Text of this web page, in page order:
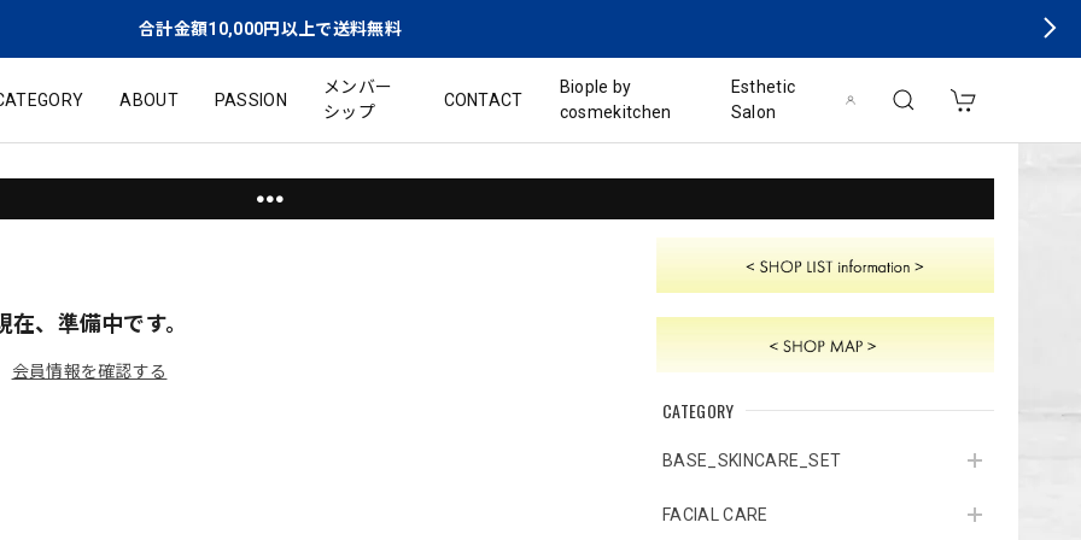
合計金額10,000円以上で送料無料
ABOUT PASSION
メンバー
シップ
CONTACT
Biople by
cosmekitchen
Esthetic
Salon
●●●
CATEGORY
BASE_SKINCARE_SET
FACIAL CARE
在、準備中です。
会員情報を確認する